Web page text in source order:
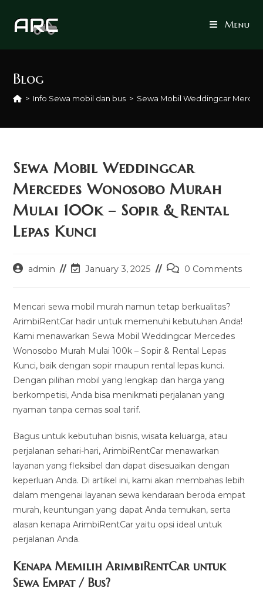
Menu
Blog
> Info Sewa mobil dan bus > Sewa Mobil Weddingcar
Sewa Mobil Weddingcar
Mercedes Wonosobo Murah
Mulai 100k – Sopir & Rental
Lepas Kunci
Postadmin
PostJanuary 3, 2025
Post0 Comments
Mencari sewa mobil murah namun tetap berkualitas?
ArimbiRentCar hadir untuk memenuhi kebutuhan Anda!
Kami menawarkan Sewa Mobil Weddingcar Mercedes
Wonosobo Murah Mulai 100k – Sopir & Rental Lepas
Kunci, baik dengan sopir maupun rental lepas kunci.
Dengan pilihan mobil yang lengkap dan harga yang
berkompetisi, Anda bisa menikmati perjalanan yang
nyaman tanpa cemas soal tarif.
Bagus untuk kebutuhan bisnis, wisata keluarga, atau
perjalanan sehari-hari, ArimbiRentCar menawarkan
layanan yang fleksibel dan dapat disesuaikan dengan
keperluan Anda. Di artikel ini, kami akan membahas lebih
dalam mengenai layanan sewa kendaraan beroda empat
murah, keuntungan yang dapat Anda temukan, serta
alasan kenapa ArimbiRentCar yaitu opsi ideal untuk
perjalanan Anda.
Kenapa Memilih ArimbiRentCar untuk
Sewa Empat / Bus?